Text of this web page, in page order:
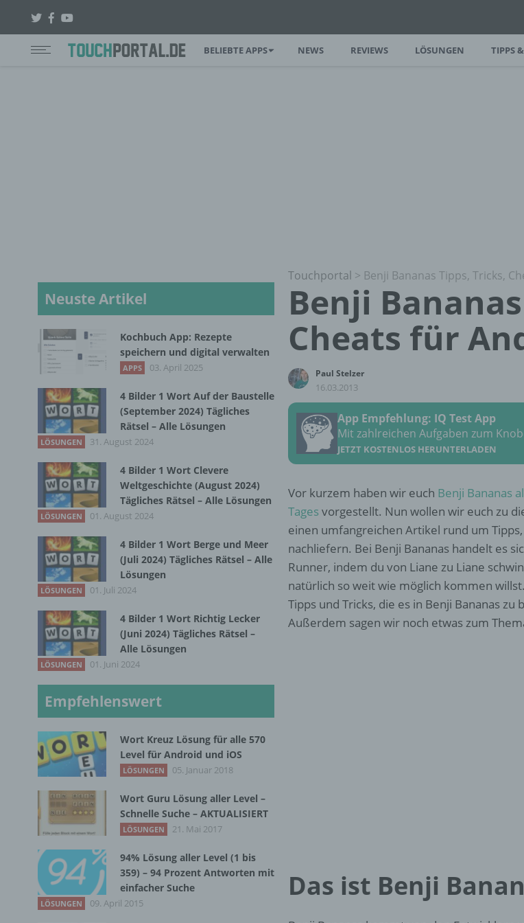
BELIEBTE APPS NEWS REVIEWS LÖSUNGEN TIPPS
Touchportal > Benji Bananas Tipps, Tricks,
Benji
Cheats für
Paul Stelzer
16.03.2013
App Empfehlung: IQ Test App
Mit zahlreichen Aufgaben zum
JETZT KOSTENLOS HERUNTERLADEN
Vor kurzem haben wir euch Benji Bananas
Tages vorgestellt. Nun wollen wir euch zu
einen umfangreichen Artikel rund um
nachliefern. Bei Benji Bananas handelt es
Runner, indem du von Liane zu Liane
natürlich so weit wie möglich kommen
Tipps und Tricks, die es in Benji Bananas zu
Außerdem sagen wir noch etwas zum
Das ist Benji
Neuste Artikel
Kochbuch App: Rezepte
speichern und digital verwalten
APPS 03. April 2025
4 Bilder 1 Wort Auf der Baustelle
(September 2024) Tägliches
Rätsel – Alle Lösungen
LÖSUNGEN 31. August 2024
4 Bilder 1 Wort Clevere
Weltgeschichte (August 2024)
Tägliches Rätsel – Alle Lösungen
LÖSUNGEN 01. August 2024
4 Bilder 1 Wort Berge und Meer
(Juli 2024) Tägliches Rätsel – Alle
Lösungen
LÖSUNGEN 01. Juli 2024
4 Bilder 1 Wort Richtig Lecker
(Juni 2024) Tägliches Rätsel –
Alle Lösungen
LÖSUNGEN 01. Juni 2024
Empfehlenswert
Wort Kreuz Lösung für alle 570
Level für Android und iOS
LÖSUNGEN 05. Januar 2018
Wort Guru Lösung aller Level –
Schnelle Suche – AKTUALISIERT
LÖSUNGEN 21. Mai 2017
94% Lösung aller Level (1 bis
359) – 94 Prozent Antworten mit
einfacher Suche
LÖSUNGEN 09. April 2015